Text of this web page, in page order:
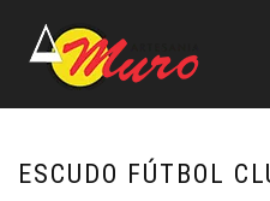
ESCUDO FÚTBOL